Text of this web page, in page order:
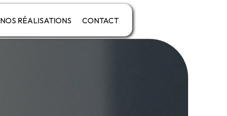
NOS RÉALISATIONS CONTACT